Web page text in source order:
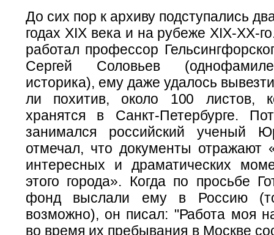
До сих пор к архиву подступались
годах XIX века и на рубеже XIX-XX-
работал профессор
Сергей Соловьев
историка), ему даже удалось
ли похитив, около 100 листов,
хранятся в Санкт-Петербурге.
занимался российский ученый
отмечал, что документы отражают
интересных и драматических
этого города». Когда по просьбе
фонд выслали ему в Россию
возможно), он писал: "Работа моя
во время их пребывания в Москве